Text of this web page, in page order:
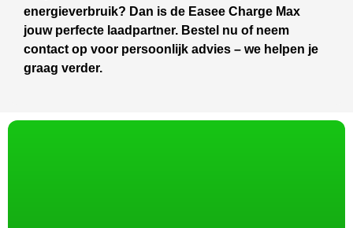
energieverbruik? Dan is de Easee Charge Max
jouw perfecte laadpartner. Bestel nu of neem
contact op voor persoonlijk advies – we helpen je
graag verder.